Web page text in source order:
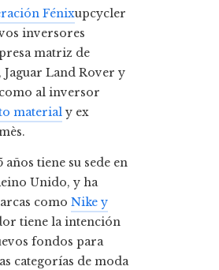
Fénixupcycler
inversores
matriz de
Jaguar Land Rover y
al inversor
material y ex
años tiene su sede en
Unido, y ha
como Nike y
tiene la intención
fondos para
categorías de moda